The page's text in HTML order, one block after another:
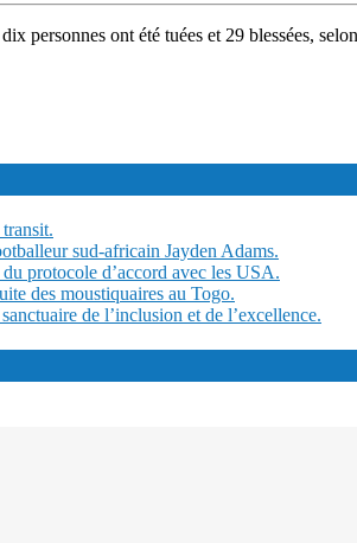
personnes ont été tuées et 29 blessées,
sud-africain Jayden Adams.
protocole d’accord avec les USA.
des moustiquaires au Togo.
de l’inclusion et de l’excellence.